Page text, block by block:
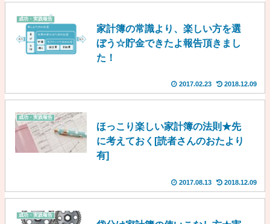
成功・実践報告
家計簿の常識より、楽しい方を選
ぼう☆貯金できたよ報告頂きまし
た！
2017.02.23 2018.12.09
成功・実践報告
ほっこり楽しい家計簿の法則★先
に考えておく[読者さんのおたより
有]
2017.08.13 2018.12.09
成功・実践報告